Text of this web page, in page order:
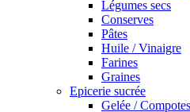
Légumes secs
Conserves
Pâtes
Huile / Vinaigre
Farines
Graines
Epicerie sucrée
Gelée /